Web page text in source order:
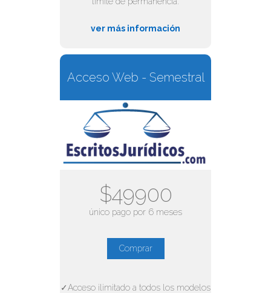
ver más información
Acceso Web - Semestral
$49900
único pago por 6 meses
Comprar
✓Acceso ilimitado a todos los modelos